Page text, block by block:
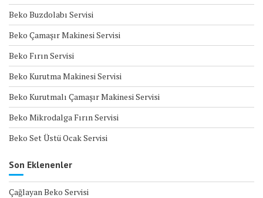
Beko Buzdolabı Servisi
Beko Çamaşır Makinesi Servisi
Beko Fırın Servisi
Beko Kurutma Makinesi Servisi
Beko Kurutmalı Çamaşır Makinesi Servisi
Beko Mikrodalga Fırın Servisi
Beko Set Üstü Ocak Servisi
Son Eklenenler
Çağlayan Beko Servisi